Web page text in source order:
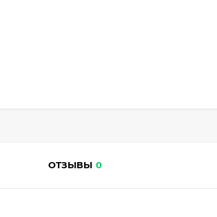
ОТЗЫВЫ 0